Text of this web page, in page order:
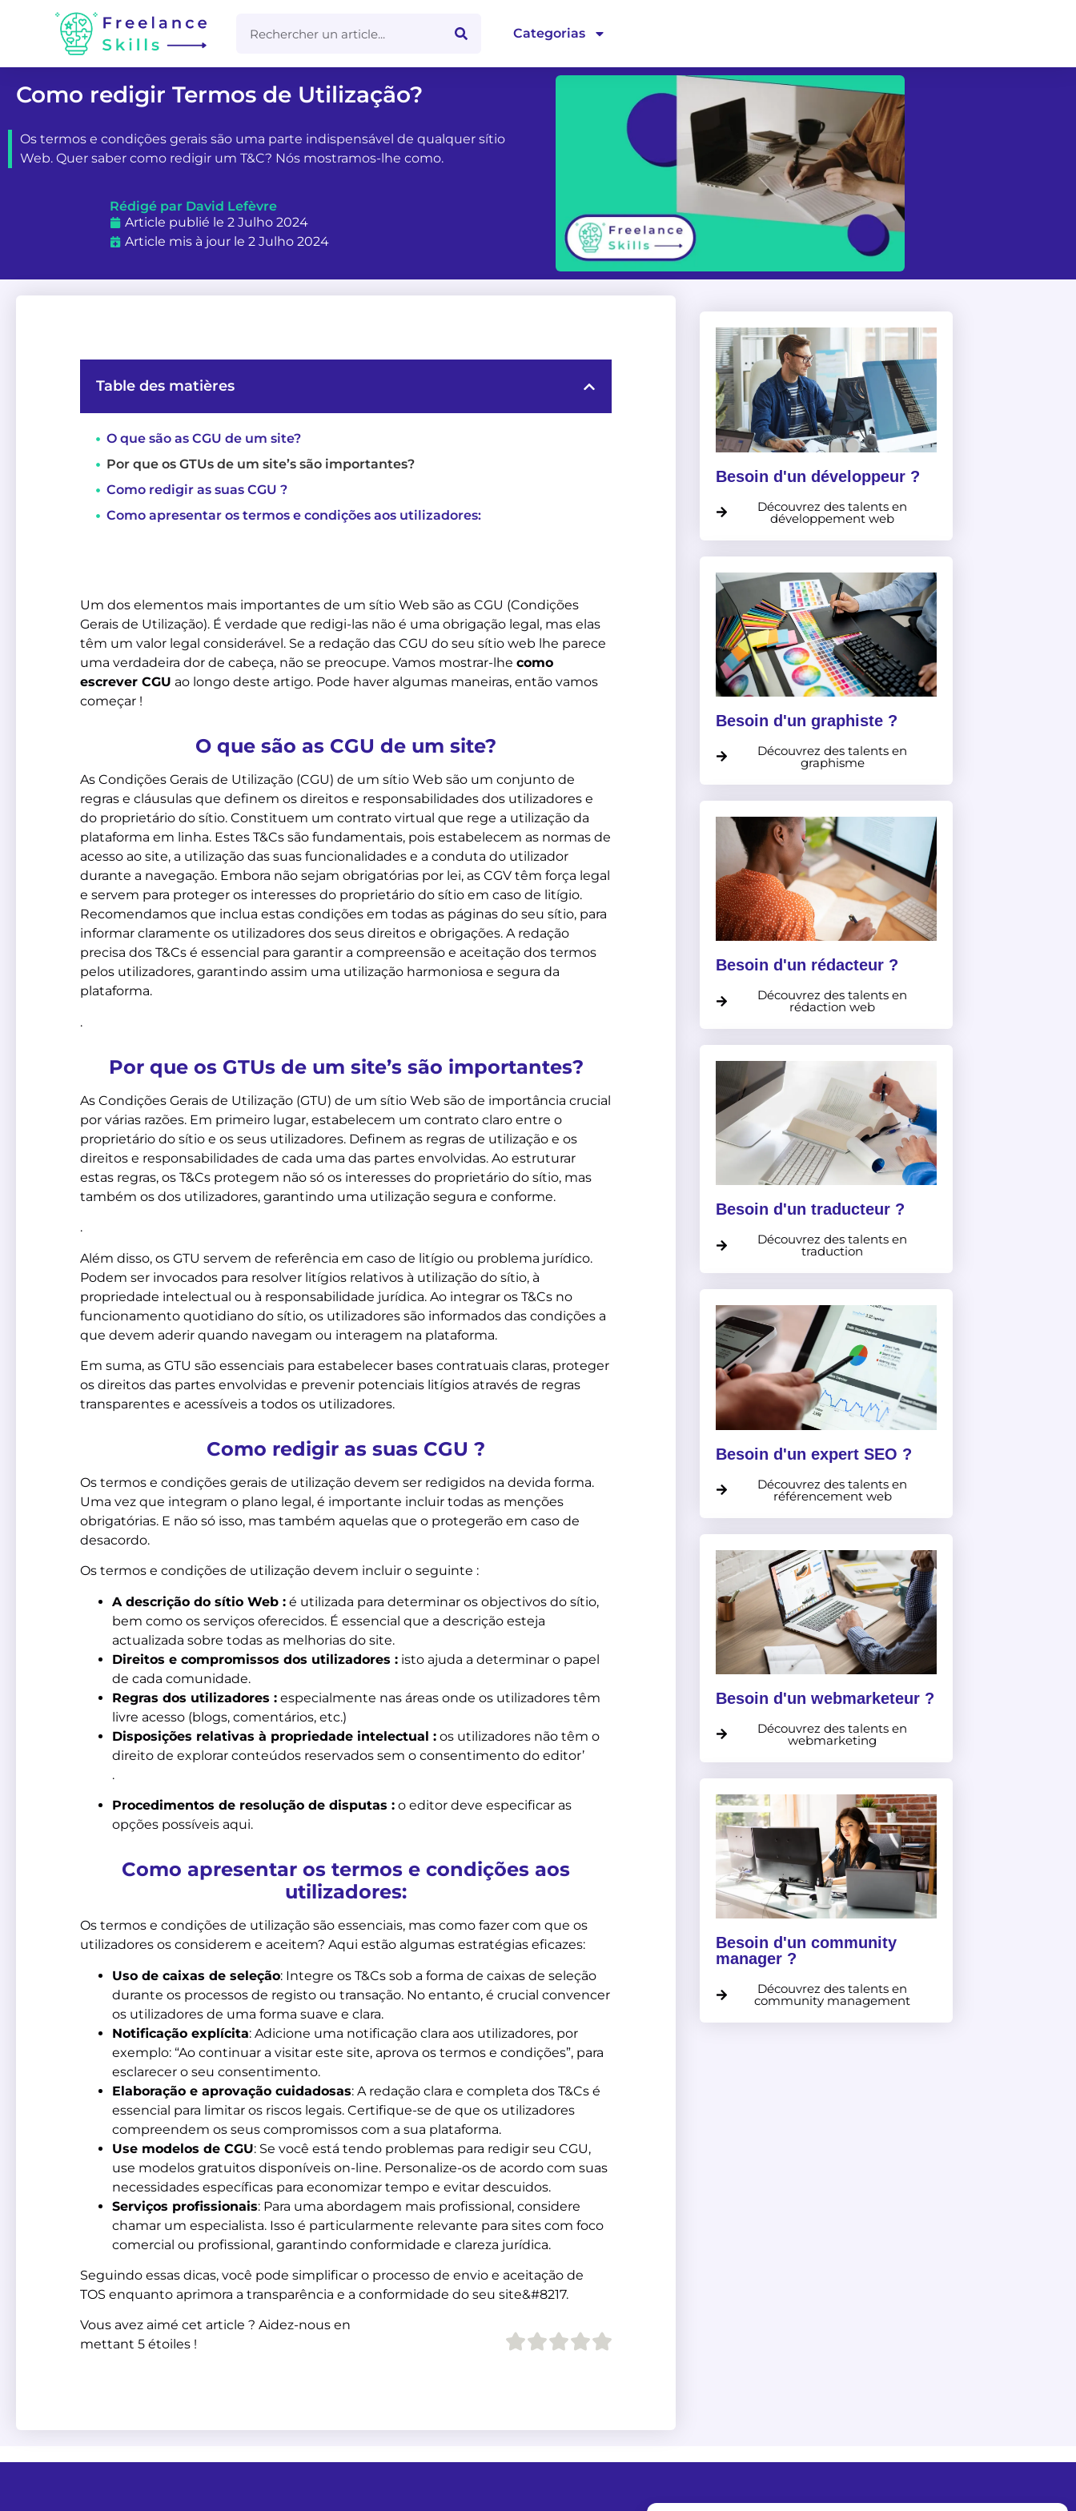
Categorias
Como redigir Termos de Utilização?
Os termos e condições gerais são uma parte indispensável de qualquer sítio
Web. Quer saber como redigir um T&C? Nós mostramos-lhe como.
Rédigé par David Lefèvre
Article publié le 2 Julho 2024
Article mis à jour le 2 Julho 2024
Table des matières
O que são as CGU de um site?
Por que os GTUs de um site’s são importantes?
Como redigir as suas CGU ?
Como apresentar os termos e condições aos utilizadores:
Um dos elementos mais importantes de um sítio Web são as CGU (Condições
Gerais de Utilização). É verdade que redigi-las não é uma obrigação legal, mas elas
têm um valor legal considerável. Se a redação das CGU do seu sítio web lhe parece
uma verdadeira dor de cabeça, não se preocupe. Vamos mostrar-lhe como
escrever CGU ao longo deste artigo. Pode haver algumas maneiras, então vamos
começar !
O que são as CGU de um site?
As Condições Gerais de Utilização (CGU) de um sítio Web são um conjunto de
regras e cláusulas que definem os direitos e responsabilidades dos utilizadores e
do proprietário do sítio. Constituem um contrato virtual que rege a utilização da
plataforma em linha. Estes T&Cs são fundamentais, pois estabelecem as normas de
acesso ao site, a utilização das suas funcionalidades e a conduta do utilizador
durante a navegação. Embora não sejam obrigatórias por lei, as CGV têm força legal
e servem para proteger os interesses do proprietário do sítio em caso de litígio.
Recomendamos que inclua estas condições em todas as páginas do seu sítio, para
informar claramente os utilizadores dos seus direitos e obrigações. A redação
precisa dos T&Cs é essencial para garantir a compreensão e aceitação dos termos
pelos utilizadores, garantindo assim uma utilização harmoniosa e segura da
plataforma.
.
Por que os GTUs de um site’s são importantes?
As Condições Gerais de Utilização (GTU) de um sítio Web são de importância crucial
por várias razões. Em primeiro lugar, estabelecem um contrato claro entre o
proprietário do sítio e os seus utilizadores. Definem as regras de utilização e os
direitos e responsabilidades de cada uma das partes envolvidas. Ao estruturar
estas regras, os T&Cs protegem não só os interesses do proprietário do sítio, mas
também os dos utilizadores, garantindo uma utilização segura e conforme.
.
Além disso, os GTU servem de referência em caso de litígio ou problema jurídico.
Podem ser invocados para resolver litígios relativos à utilização do sítio, à
propriedade intelectual ou à responsabilidade jurídica. Ao integrar os T&Cs no
funcionamento quotidiano do sítio, os utilizadores são informados das condições a
que devem aderir quando navegam ou interagem na plataforma.
Em suma, as GTU são essenciais para estabelecer bases contratuais claras, proteger
os direitos das partes envolvidas e prevenir potenciais litígios através de regras
transparentes e acessíveis a todos os utilizadores.
Como redigir as suas CGU ?
Os termos e condições gerais de utilização devem ser redigidos na devida forma.
Uma vez que integram o plano legal, é importante incluir todas as menções
obrigatórias. E não só isso, mas também aquelas que o protegerão em caso de
desacordo.
Os termos e condições de utilização devem incluir o seguinte :
A descrição do sítio Web : é utilizada para determinar os objectivos do sítio,
bem como os serviços oferecidos. É essencial que a descrição esteja
actualizada sobre todas as melhorias do site.
Direitos e compromissos dos utilizadores : isto ajuda a determinar o papel
de cada comunidade.
Regras dos utilizadores : especialmente nas áreas onde os utilizadores têm
livre acesso (blogs, comentários, etc.)
Disposições relativas à propriedade intelectual : os utilizadores não têm o
direito de explorar conteúdos reservados sem o consentimento do editor’
.
Procedimentos de resolução de disputas : o editor deve especificar as
opções possíveis aqui.
Como apresentar os termos e condições aos
utilizadores:
Os termos e condições de utilização são essenciais, mas como fazer com que os
utilizadores os considerem e aceitem? Aqui estão algumas estratégias eficazes:
Uso de caixas de seleção: Integre os T&Cs sob a forma de caixas de seleção
durante os processos de registo ou transação. No entanto, é crucial convencer
os utilizadores de uma forma suave e clara.
Notificação explícita: Adicione uma notificação clara aos utilizadores, por
exemplo: “Ao continuar a visitar este site, aprova os termos e condições”, para
esclarecer o seu consentimento.
Elaboração e aprovação cuidadosas: A redação clara e completa dos T&Cs é
essencial para limitar os riscos legais. Certifique-se de que os utilizadores
compreendem os seus compromissos com a sua plataforma.
Use modelos de CGU: Se você está tendo problemas para redigir seu CGU,
use modelos gratuitos disponíveis on-line. Personalize-os de acordo com suas
necessidades específicas para economizar tempo e evitar descuidos.
Serviços profissionais: Para uma abordagem mais profissional, considere
chamar um especialista. Isso é particularmente relevante para sites com foco
comercial ou profissional, garantindo conformidade e clareza jurídica.
Seguindo essas dicas, você pode simplificar o processo de envio e aceitação de
TOS enquanto aprimora a transparência e a conformidade do seu site&#8217.
Vous avez aimé cet article ? Aidez-nous en
mettant 5 étoiles !
Besoin d'un développeur ?
Découvrez des talents en
développement web
Besoin d'un graphiste ?
Découvrez des talents en
graphisme
Besoin d'un rédacteur ?
Découvrez des talents en
rédaction web
Besoin d'un traducteur ?
Découvrez des talents en
traduction
Besoin d'un expert SEO ?
Découvrez des talents en
référencement web
Besoin d'un webmarketeur ?
Découvrez des talents en
webmarketing
Besoin d'un community
manager ?
Découvrez des talents en
community management